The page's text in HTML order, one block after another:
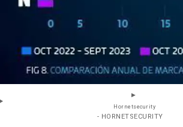
Hornetsecurity
- HORNETSECURITY